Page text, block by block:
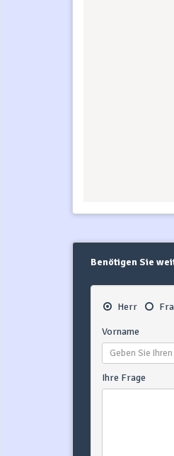
Benötigen Sie
Herr
Vorname
Ihre Frage